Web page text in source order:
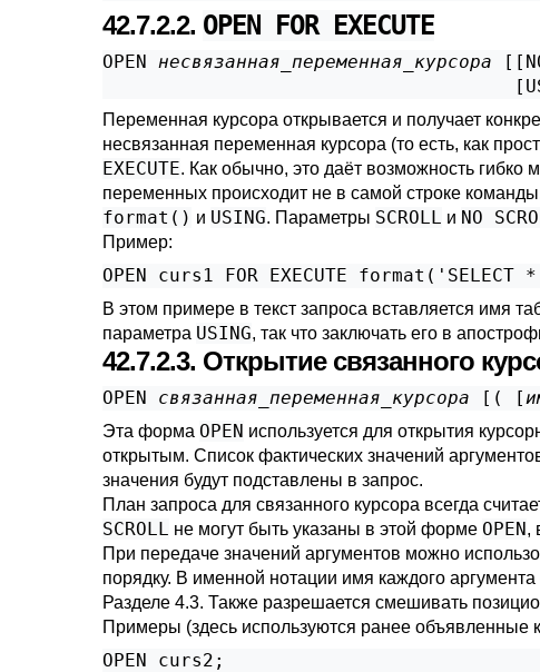
42.7.2.2. OPEN FOR EXECUTE
OPEN несвязанная_переменная_курсора [ [
                                     [
Переменная курсора открывается и получает
несвязанная переменная курсора (то есть, как
EXECUTE. Как обычно, это даёт возможность гибко
переменных происходит не в самой строке
format() и USING. Параметры SCROLL и NO
Пример:
OPEN curs1 FOR EXECUTE
В этом примере в текст запроса вставляется имя
параметра USING, так что заключать его в
42.7.2.3. Открытие связанного
OPEN связанная_переменная_курсора [ ( [
Эта форма OPEN используется для открытия
открытым. Список фактических значений
значения будут подставлены в запрос.
План запроса для связанного курсора всегда
SCROLL не могут быть указаны в этой форме OPEN,
При передаче значений аргументов можно
порядку. В именной нотации имя каждого
Разделе 4.3. Также разрешается смешивать
Примеры (здесь используются ранее объявленные
OPEN curs2;